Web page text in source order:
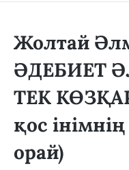
Жолтай
ӘДЕБИЕТ
ТЕК
қос
орай)